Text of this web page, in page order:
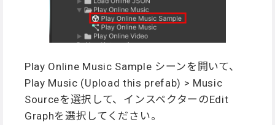
Play Online Music Sample シーンを開いて、
Play Music (Upload this prefab) > Music
Sourceを選択して、インスペクターのEdit
Graphを選択してください。